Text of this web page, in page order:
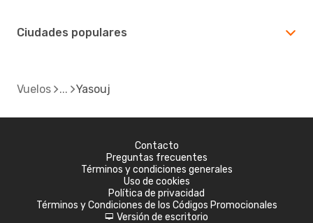
Ciudades populares
Vuelos Yasouj
Contacto
Preguntas frecuentes
Términos y condiciones generales
Uso de cookies
Política de privacidad
Términos y Condiciones de los Códigos Promocionales
d Versión de escritorio